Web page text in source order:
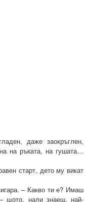
даже заокръглен,
на ръката, на гушата…
старт, дето му викат
– Какво ти е? Имаш
щото, нали знаеш, най-